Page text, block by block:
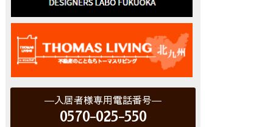
入居者様専用電話番号
0570-025-550